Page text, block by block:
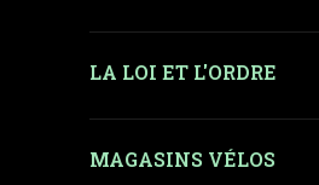
LA LOI ET L'ORDRE
MAGASINS VÉLOS